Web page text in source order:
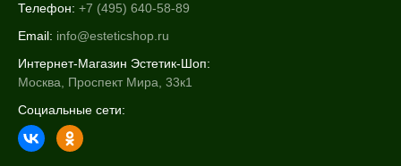
Телефон: +7 (495) 640-58-89
Email: info@esteticshop.ru
Интернет-Магазин Эстетик-Шоп:
Москва, Проспект Мира, 33к1
Социальные сети: